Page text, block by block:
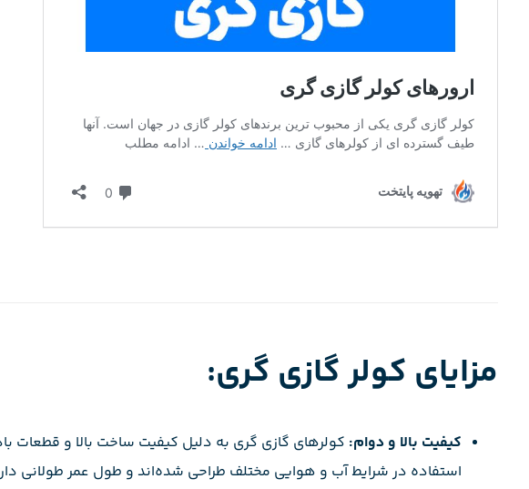
مزایای کولر گازی گری:
کیفیت بالا و دوام: کولرهای گازی گری به دلیل کیفیت ساخت بالا و قطعات
استفاده در شرایط آب و هوایی مختلف طراحی شده‌اند و طول عمر طولانی